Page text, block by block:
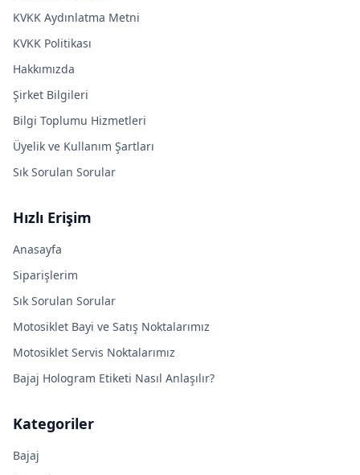
KVKK Aydınlatma Metni
KVKK Politikası
Hakkımızda
Şirket Bilgileri
Bilgi Toplumu Hizmetleri
Üyelik ve Kullanım Şartları
Sık Sorulan Sorular
Hızlı Erişim
Anasayfa
Siparişlerim
Sık Sorulan Sorular
Motosiklet Bayi ve Satış Noktalarımız
Motosiklet Servis Noktalarımız
Bajaj Hologram Etiketi Nasıl Anlaşılır?
Kategoriler
Bajaj